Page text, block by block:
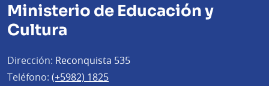
Ministerio de Educación y
Cultura
Dirección: Reconquista 535
Teléfono: (+5982) 1825